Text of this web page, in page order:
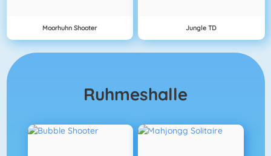
Moorhuhn Shooter Jungle TD
Ruhmeshalle